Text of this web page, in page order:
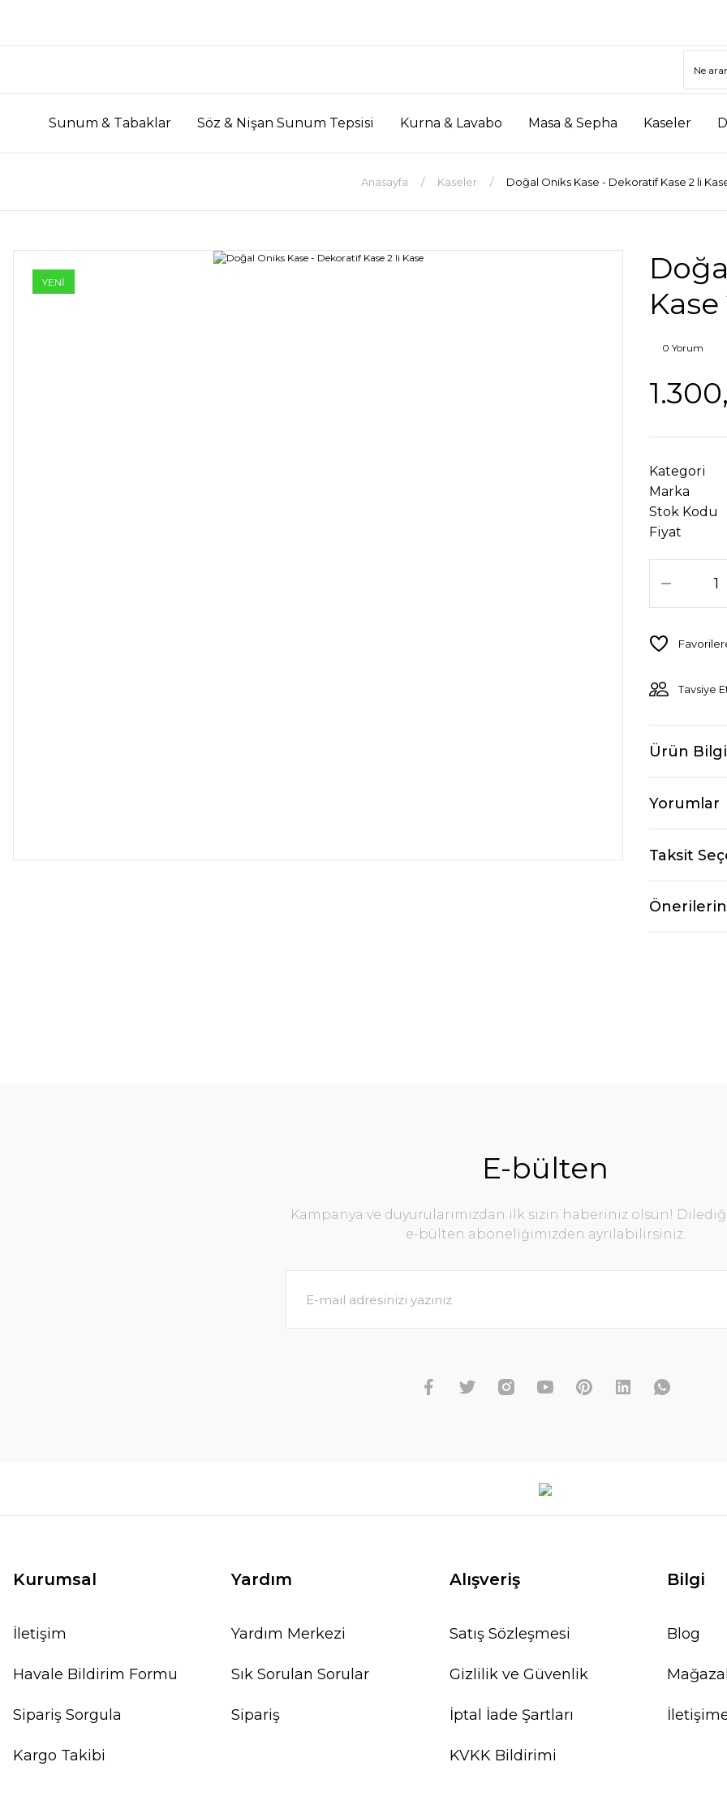
Sunum & Tabaklar Söz & Nişan Sunum Tepsisi Kurna & Lavabo Masa & Sepha Kaseler
Anasayfa Kaseler Doğal Oniks Kase - Dekoratif Kase 2 li
YENİ
0 Yorum
Kategori
Marka
Stok Kodu
Fiyat
Tavsiye
Ürün
Yorumlar
Taksit
E-bülten
Kampanya ve duyurularımızdan ilk sizin haberiniz olsun!
e-bülten aboneliğimizden ayrılabilirsiniz.
Kurumsal
İletişim
Havale Bildirim Formu
Sipariş Sorgula
Kargo Takibi
Yardım
Yardım Merkezi
Sık Sorulan Sorular
Sipariş
Alışveriş
Satış Sözleşmesi
Gizlilik ve Güvenlik
İptal İade Şartları
KVKK Bildirimi
Bilgi
Blog